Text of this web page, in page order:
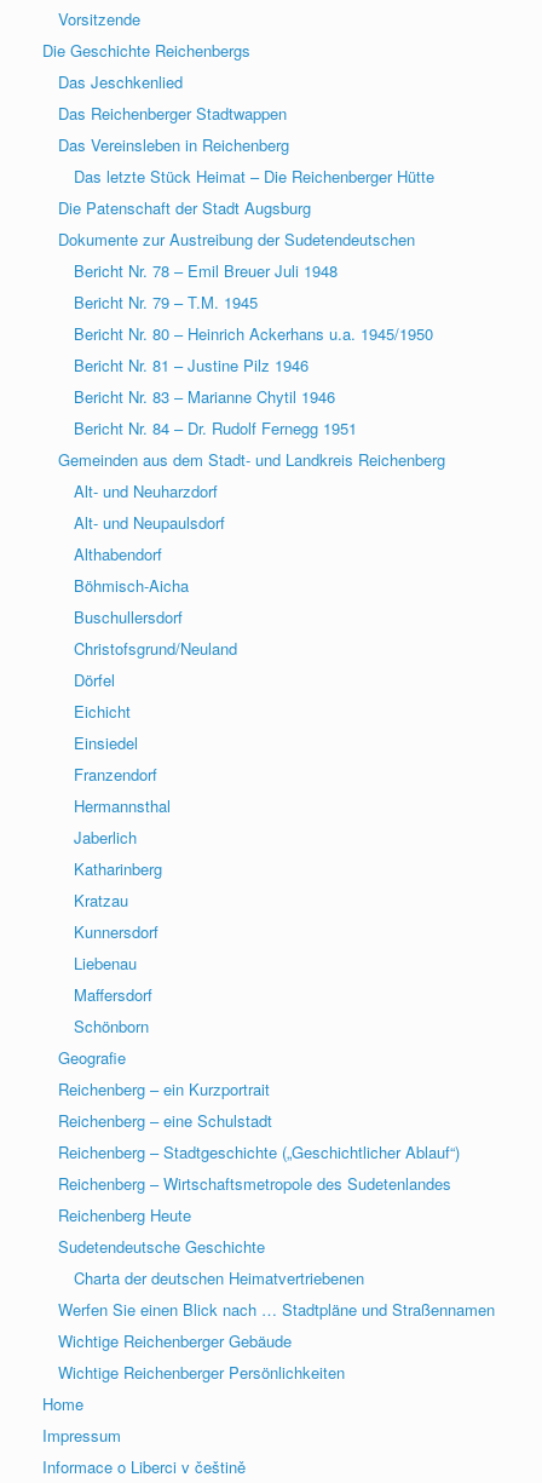
Vorsitzende
Die Geschichte Reichenbergs
Das Jeschkenlied
Das Reichenberger Stadtwappen
Das Vereinsleben in Reichenberg
Das letzte Stück Heimat – Die Reichenberger Hütte
Die Patenschaft der Stadt Augsburg
Dokumente zur Austreibung der Sudetendeutschen
Bericht Nr. 78 – Emil Breuer Juli 1948
Bericht Nr. 79 – T.M. 1945
Bericht Nr. 80 – Heinrich Ackerhans u.a. 1945/1950
Bericht Nr. 81 – Justine Pilz 1946
Bericht Nr. 83 – Marianne Chytil 1946
Bericht Nr. 84 – Dr. Rudolf Fernegg 1951
Gemeinden aus dem Stadt- und Landkreis Reichenberg
Alt- und Neuharzdorf
Alt- und Neupaulsdorf
Althabendorf
Böhmisch-Aicha
Buschullersdorf
Christofsgrund/Neuland
Dörfel
Eichicht
Einsiedel
Franzendorf
Hermannsthal
Jaberlich
Katharinberg
Kratzau
Kunnersdorf
Liebenau
Maffersdorf
Schönborn
Geografie
Reichenberg – ein Kurzportrait
Reichenberg – eine Schulstadt
Reichenberg – Stadtgeschichte („Geschichtlicher Ablauf“)
Reichenberg – Wirtschaftsmetropole des Sudetenlandes
Reichenberg Heute
Sudetendeutsche Geschichte
Charta der deutschen Heimatvertriebenen
Werfen Sie einen Blick nach … Stadtpläne und Straßennamen
Wichtige Reichenberger Gebäude
Wichtige Reichenberger Persönlichkeiten
Home
Impressum
Informace o Liberci v češtině